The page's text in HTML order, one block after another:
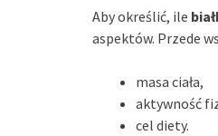
Aby określić, ile
aspektów. Przede
masa ciała,
aktywność
cel diety.